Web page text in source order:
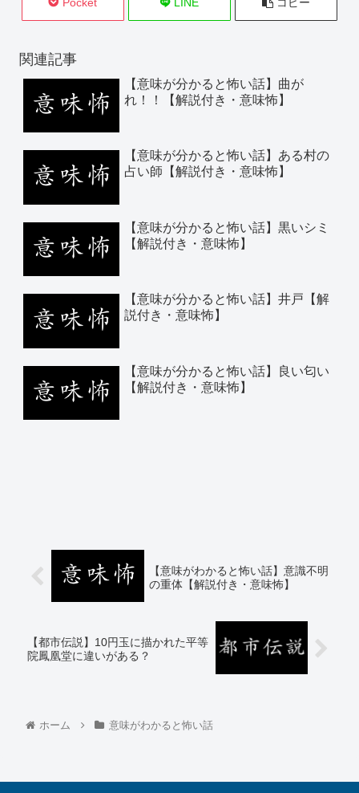
関連記事
【意味が分かると怖い話】曲が
れ！！【解説付き・意味怖】
【意味が分かると怖い話】ある村の
占い師【解説付き・意味怖】
【意味が分かると怖い話】黒いシミ
【解説付き・意味怖】
【意味が分かると怖い話】井戸【解
説付き・意味怖】
【意味が分かると怖い話】良い匂い
【解説付き・意味怖】
【意味がわかると怖い話】意識不明
の重体【解説付き・意味怖】
【都市伝説】10円玉に描かれた平等
院鳳凰堂に違いがある？
ホーム 意味がわかると怖い話